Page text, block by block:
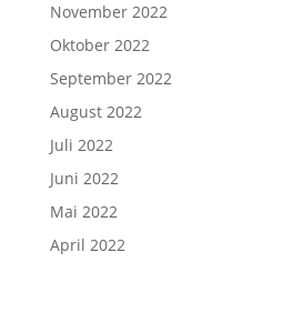
November 2022
Oktober 2022
September 2022
August 2022
Juli 2022
Juni 2022
Mai 2022
April 2022